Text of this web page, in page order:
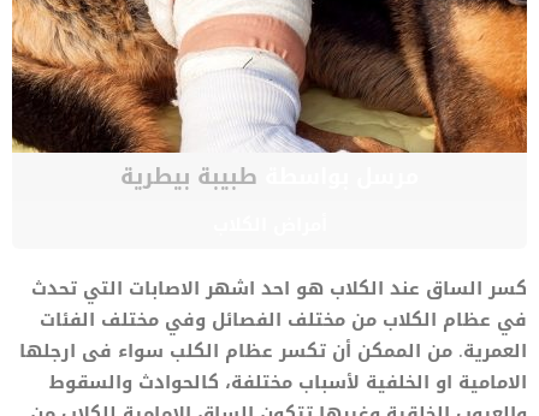
طبيبة بيطرية
كسر الساق عند الكلاب هو احد اشهر الاصابات التي تحدث
في عظام الكلاب من مختلف الفصائل وفي مختلف الفئات
العمرية. من الممكن أن تكسر عظام الكلب سواء فى ارجلها
الامامية او الخلفية لأسباب مختلفة، كالحوادث والسقوط